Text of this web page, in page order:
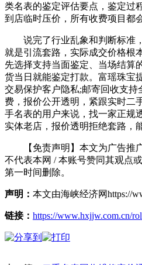
类名表的鉴定评估要点，鉴定过
到店临时压价，所有收费项目都
说完了行业乱象和判断标准，
就是引流套路，实际成交价格根
先选择支持当面鉴定、当场结算
货当日就能鉴定打款。富瑶珠宝
交易保护客户隐私;邮寄回收支
费，报价公开透明，紧跟实时二
手名表的用户来说，找一家正规
实体老店，报价透明拒绝套路，
【免责声明】本文为广告推广
不代表本网 / 本账号赞同其观点
第一时间删除。
声明： 本文由海峡经济网https://
链接： https://www.hxjjw.com.cn/